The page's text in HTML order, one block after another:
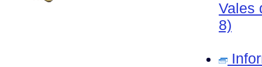
Vales
8)